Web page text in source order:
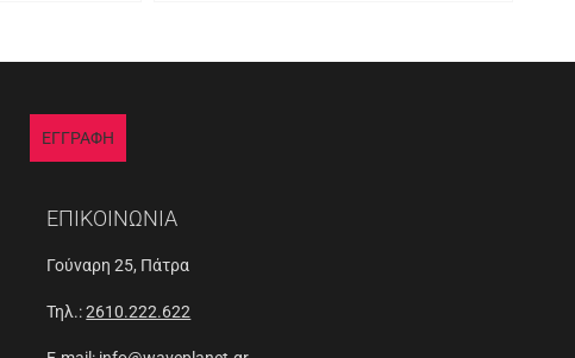
ΕΓΓΡΑΦΗ
ΕΠΙΚΟΙΝΩΝΙΑ
Γούναρη 25, Πάτρα
Τηλ.:2610.222.622